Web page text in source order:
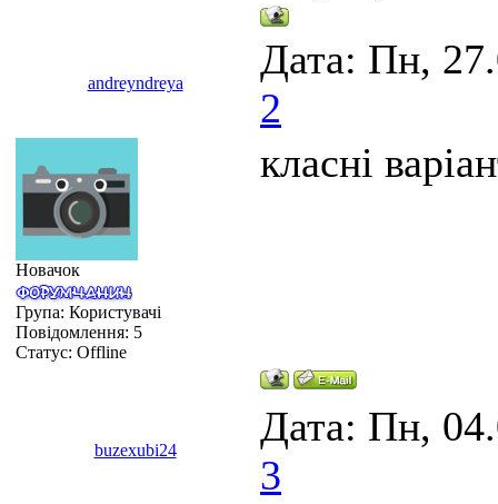
andreyndreya
Дата: Пн,
2
Новачок
Група: Користувачі
Повідомлення: 5
Статус: Offline
класні
buzexubi24
Дата: Пн,
3